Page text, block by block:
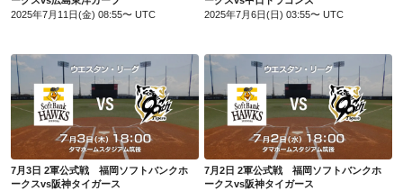
2025年7月11日(金) 08:55〜 UTC
2025年7月6日(日) 03:55〜 UTC
7月3日 2軍公式戦 福岡ソフトバンクホークスvs阪神タイガース
7月3日 2軍公式戦 福岡ソフトバンクホ
ークスvs阪神タイガース
7月2日 2軍公式戦 福岡ソフトバンクホークスvs阪神タイガース
7月2日 2軍公式戦 福岡ソフトバンクホ
ークスvs阪神タイガース